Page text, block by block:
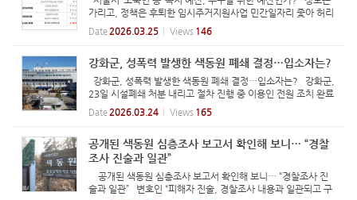
가리고, 정책은 후퇴한 임시주거지원사업 민간일자리 좇아 허리
띠 졸라매는 공공일자리 노숙인 지원주택, 공실을 영원히 공실
로 둘 것인가 [필자 주] 올해 증액된 서울시 ‘노숙인 등’ 복지 ...
Date2026.03.25 Views 146
강화군, 성폭력 발생한 색동원 폐쇄 결정…입소자는?
강화군, 성폭력 발생한 색동원 폐쇄 결정…입소자는? 강화군,
23일 시설폐쇄 처분 내리고 절차 진행 중 이용인 전원 조치 완료
때까지 실직적인 폐쇄는 유예 자립지원방안 부재…‘시설 뺑뺑이’
다시 재현되나 강화군청 전경. 사진 강화군 여성 거주인 17
Date2026.03.24 Views 165
공개된 색동원 심층조사 보고서 확인해 보니… “경찰
조사 진술과 일관”
공개된 색동원 심층조사 보고서 확인해 보니… “경찰조사 진
술과 일관” 변호인 “피해자 진술, 경찰조사 내용과 일관되고 구